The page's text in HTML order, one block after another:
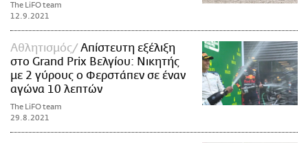
The LiFO team
12.9.2021
Αθλητισμός
Απίστευτη εξέλιξη
στο Grand Prix Βελγίου: Νικητής
με 2 γύρους ο Φερστάπεν σε έναν
αγώνα 10 λεπτών
The LiFO team
29.8.2021